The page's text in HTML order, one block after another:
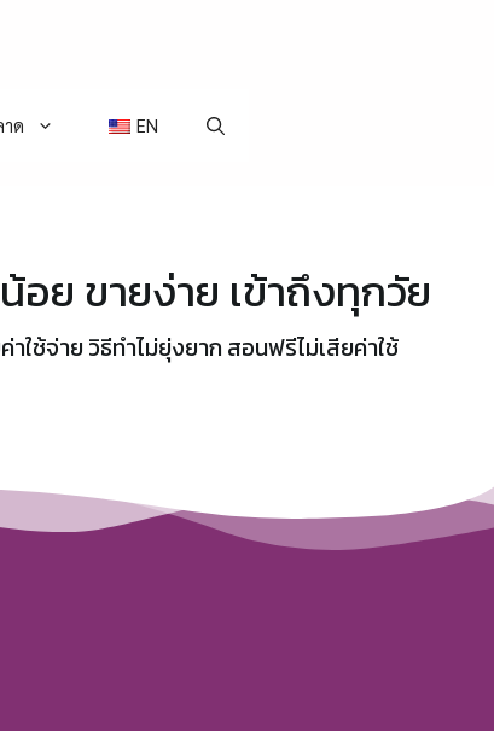
ด EN
ย ขายง่าย เข้าถึงทุกวัย
ใช้จ่าย วิธีทำไม่ยุ่งยาก สอนฟรีไม่เสียค่าใช้